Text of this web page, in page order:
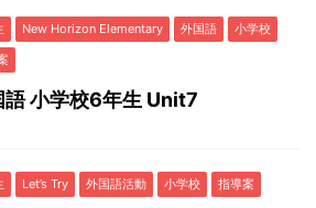
New Horizon Elementary 外国語
小学校
語 小学校6年生 Unit7
Let’s Try 外国語活動 小学校 指導案